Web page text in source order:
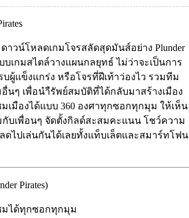
ดาวน์โหลดเกมโจรสลัดสุดมันส์อย่าง Plunder
เกมสไตล์วางแผนกลยุทธ์ ไม่ว่าจะเป็นการ
ผู้แข็งแกร่ง หรือโจรที่ฝีเท้าว่องไว รวมทีม
นๆ เพื่อนำืรัพย์สมบัติที่ได้กลับมาสร้างเมือง
เมืองได้แบบ 360 องศาทุกซอกทุกมุม ให้เห็น
บเพื่อนๆ จัดตั้งกิลด์สะสมคะแนน โชว์ความ
ไปเล่นกันได้เลยทั้งแท็บเล็ตและสมาร์ทโฟน
Pirates)
มได้ทุกซอกทุกมุม